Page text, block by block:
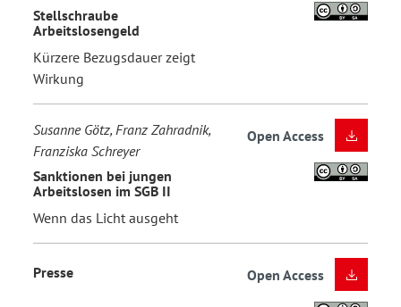
Stellschraube
Arbeitslosengeld
Kürzere Bezugsdauer zeigt
Wirkung
Susanne Götz, Franz Zahradnik,
Franziska Schreyer
Sanktionen bei jungen
Arbeitslosen im SGB II
Wenn das Licht ausgeht
Open Access
Presse Open Access